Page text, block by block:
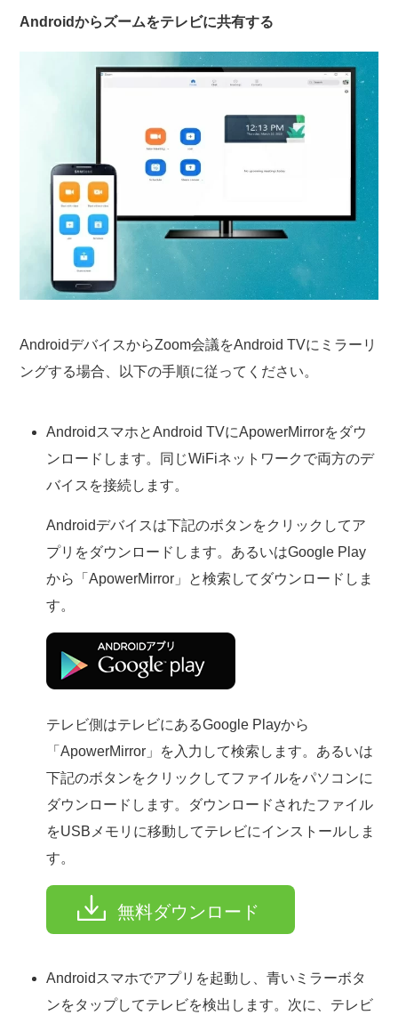
Androidからズームをテレビに共有する
AndroidデバイスからZoom会議をAndroid TVにミラーリ
ングする場合、以下の手順に従ってください。
AndroidスマホとAndroid TVにApowerMirrorをダウ
ンロードします。同じWiFiネットワークで両方のデ
バイスを接続します。
Androidデバイスは下記のボタンをクリックしてア
プリをダウンロードします。あるいはGoogle Play
から「ApowerMirror」と検索してダウンロードしま
す。
テレビ側はテレビにあるGoogle Playから
「ApowerMirror」を入力して検索します。あるいは
下記のボタンをクリックしてファイルをパソコンに
ダウンロードします。ダウンロードされたファイル
をUSBメモリに移動してテレビにインストールしま
す。
無料ダウンロード
Androidスマホでアプリを起動し、青いミラーボタ
ンをタップしてテレビを検出します。次に、テレビ